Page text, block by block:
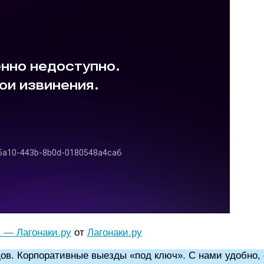
— Лагонаки.ру от Лагонаки.ру
Корпоративные выезды «под ключ». С нами